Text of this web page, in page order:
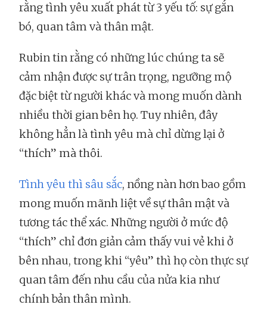
rằng tình yêu xuất phát từ 3 yếu tố: sự gắn
bó, quan tâm và thân mật.
Rubin tin rằng có những lúc chúng ta sẽ
cảm nhận được sự trân trọng, ngưỡng mộ
đặc biệt từ người khác và mong muốn dành
nhiều thời gian bên họ. Tuy nhiên, đây
không hẳn là tình yêu mà chỉ dừng lại ở
“thích” mà thôi.
Tình yêu thì sâu sắc, nồng nàn hơn bao gồm
mong muốn mãnh liệt về sự thân mật và
tương tác thể xác. Những người ở mức độ
“thích” chỉ đơn giản cảm thấy vui vẻ khi ở
bên nhau, trong khi “yêu” thì họ còn thực sự
quan tâm đến nhu cầu của nửa kia như
chính bản thân mình.